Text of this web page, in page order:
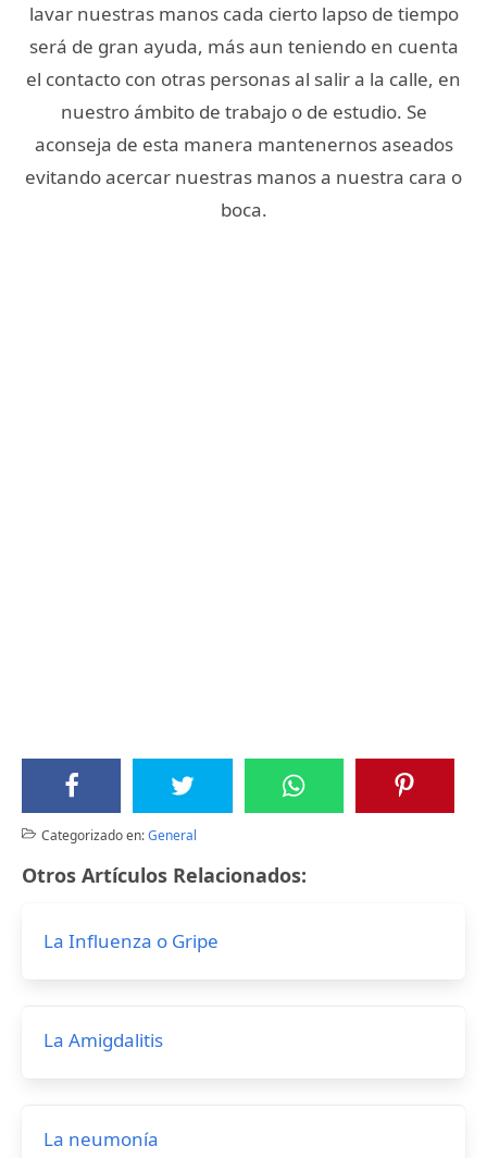
lavar nuestras manos cada cierto lapso de tiempo
será de gran ayuda, más aun teniendo en cuenta
el contacto con otras personas al salir a la calle, en
nuestro ámbito de trabajo o de estudio. Se
aconseja de esta manera mantenernos aseados
evitando acercar nuestras manos a nuestra cara o
boca.
Categorizado en:General
Otros Artículos Relacionados:
La Influenza o Gripe
La Amigdalitis
La neumonía